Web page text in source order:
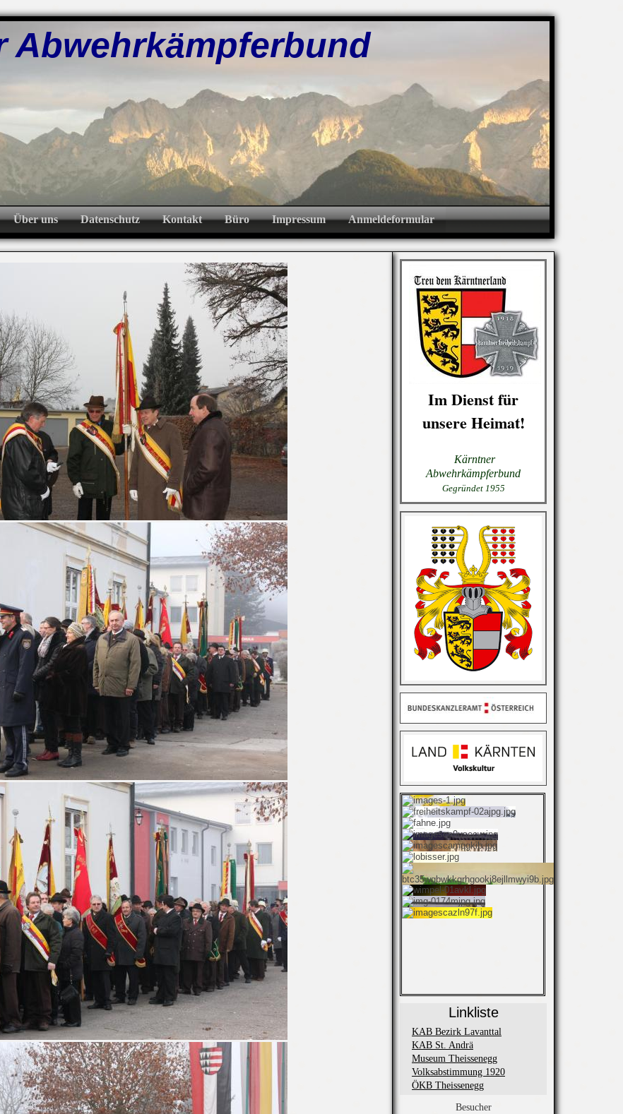
Über uns Datenschutz Kontakt Büro Impressum Anmeldeformular
Im Dienst für
unsere Heimat!
Kärntner
Abwehrkämpferbund
Gegründet 1955
Linkliste
KAB Bezirk Lavanttal
KAB St. Andrä
Museum Theissenegg
Volksabstimmung 1920
ÖKB Theissenegg
Besucher